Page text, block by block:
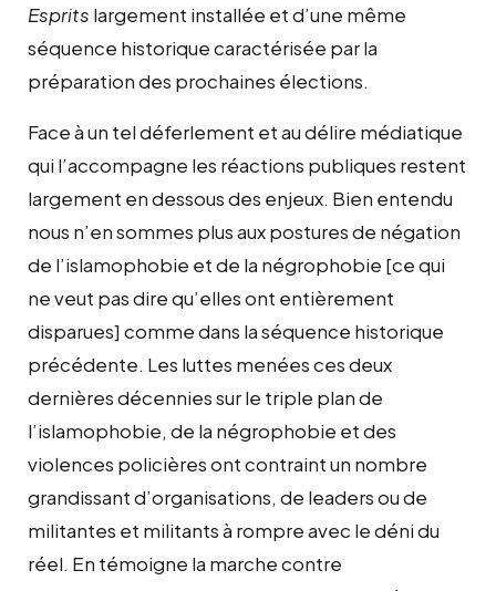
Esprits largement installée et d’une même
séquence historique caractérisée par la
préparation des prochaines élections.
Face à un tel déferlement et au délire médiatique
qui l’accompagne les réactions publiques restent
largement en dessous des enjeux. Bien entendu
nous n’en sommes plus aux postures de négation
de l’islamophobie et de la négrophobie [ce qui
ne veut pas dire qu’elles ont entièrement
disparues] comme dans la séquence historique
précédente. Les luttes menées ces deux
dernières décennies sur le triple plan de
l’islamophobie, de la négrophobie et des
violences policières ont contraint un nombre
grandissant d’organisations, de leaders ou de
militantes et militants à rompre avec le déni du
réel. En témoigne la marche contre